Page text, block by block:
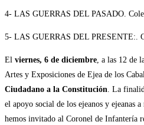
4- LAS GUERRAS DEL PASADO.
5- LAS GUERRAS DEL PRESENTE:.
El viernes, 6 de diciembre , a las 12 de
Artes y Exposiciones de Ejea de los
Ciudadano a la Constitución . La
el apoyo social de los ejeanos y ejeanas
hemos invitado al Coronel de Infantería